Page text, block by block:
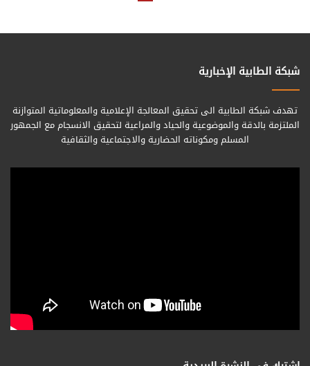
شبكة الطابية الإخبارية
تهدف شبكة الطابية الى تحقيق المعالجة الإعلامية والمعلوماتية المتوازنة
الملتزمة بالدقة والموضوعية والحياد والمراعية لتحقيق الانسجام مع الجمهور
المسلم ومكوناته الحضارية والاجتماعية والثقافية